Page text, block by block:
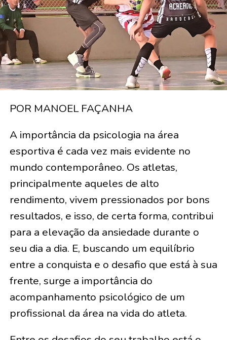
POR MANOEL FAÇANHA
A importância da psicologia na área
esportiva é cada vez mais evidente no
mundo contemporâneo. Os atletas,
principalmente aqueles de alto
rendimento, vivem pressionados por bons
resultados, e isso, de certa forma, contribui
para a elevação da ansiedade durante o
seu dia a dia. E, buscando um equilíbrio
entre a conquista e o desafio que está à sua
frente, surge a importância do
acompanhamento psicológico de um
profissional da área na vida do atleta.